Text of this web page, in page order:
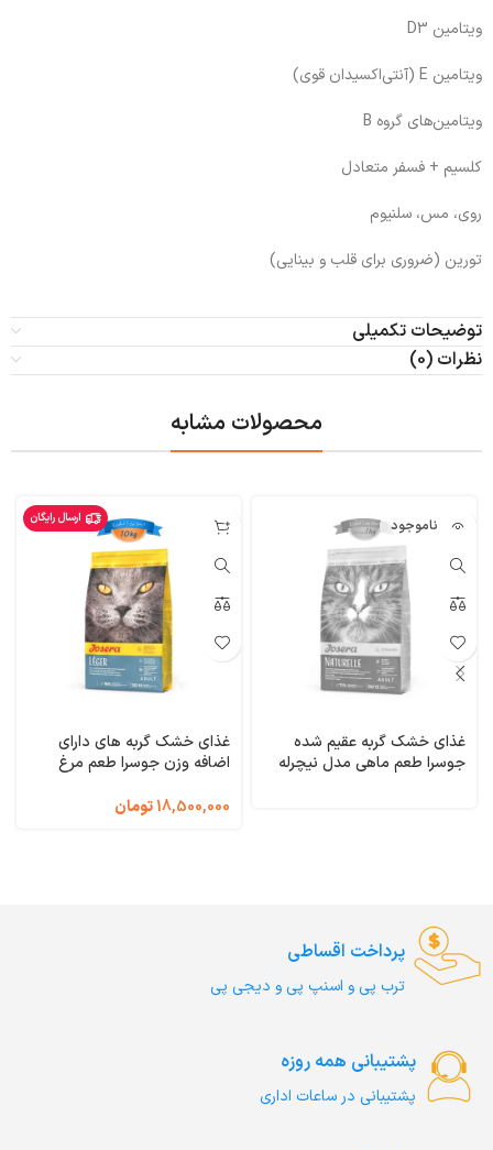
ویتامین D3
ویتامین E (آنتی‌اکسیدان قوی)
ویتامین‌های گروه B
کلسیم + فسفر متعادل
روی، مس، سلنیوم
تورین (ضروری برای قلب و بینایی)
توضیحات تکمیلی
نظرات (0)
محصولات مشابه
ناموجود
غذای خشک گربه عقیم شده
جوسرا طعم ماهی مدل نیچرله
ارسال رایگان
غذای خشک گربه های دارای
اضافه وزن جوسرا طعم مرغ
Josera
18,500,000تومان
پرداخت اقساطی
ترب‌ پی و اسنپ پی و دیجی پی
پشتیبانی همه روزه
پشتیبانی در ساعات اداری